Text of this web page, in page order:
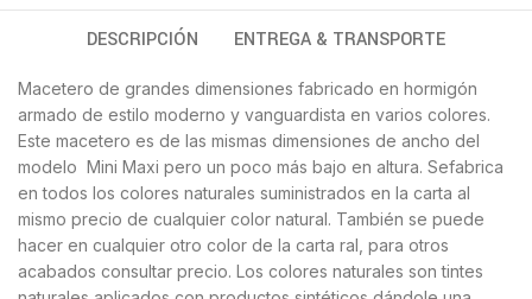
DESCRIPCIÓN ENTREGA & TRANSPORTE
Macetero de grandes dimensiones fabricado en hormigón
armado de estilo moderno y vanguardista en varios colores.
Este macetero es de las mismas dimensiones de ancho del
modelo Mini Maxi pero un poco más bajo en altura. Sefabrica
en todos los colores naturales suministrados en la carta al
mismo precio de cualquier color natural. También se puede
hacer en cualquier otro color de la carta ral, para otros
acabados consultar precio. Los colores naturales son tintes